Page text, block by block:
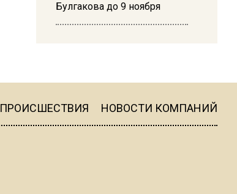
Булгакова до 9 ноября
16:19
ПРОИСШЕСТВИЯ НОВОСТИ КОМПАНИЙ